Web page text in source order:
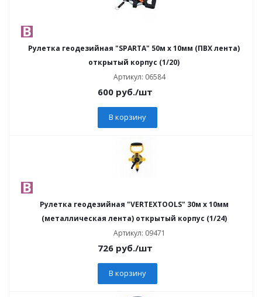
Рулетка геодезийная "SPARTA" 50м х 10мм (ПВХ лента)
открытый корпус (1/20)
Артикул: 06584
600 руб./шт
В корзину
Рулетка геодезийная "VERTEXTOOLS" 30м х 10мм
(металлическая лента) открытый корпус (1/24)
Артикул: 09471
726 руб./шт
В корзину